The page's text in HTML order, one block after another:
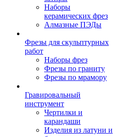
Наборы
керамических фрез
Алмазные ПЭДы
Фрезы для скульптурных
работ
Наборы фрез
Фрезы по граниту
Фрезы по мрамору
Гравировальный
инструмент
Чертилки и
карандаши
Изделия из латуни и